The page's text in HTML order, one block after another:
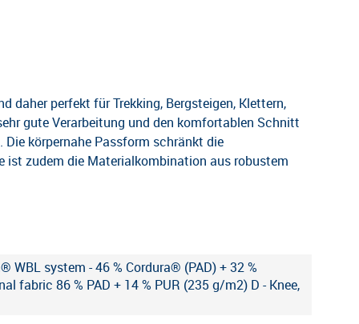
daher perfekt für Trekking, Bergsteigen, Klettern,
gute Verarbeitung und den komfortablen Schnitt
körpernahe Passform schränkt die
zudem die Materialkombination aus robustem
WBL system - 46 % Cordura® (PAD) + 32 %
fabric 86 % PAD + 14 % PUR (235 g/m2) D - Knee,